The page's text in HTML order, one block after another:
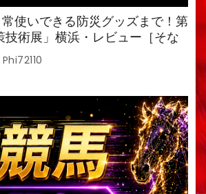
使いできる防災グッズまで！第
術展」横浜・レビュー［そな
也］
Phi72110